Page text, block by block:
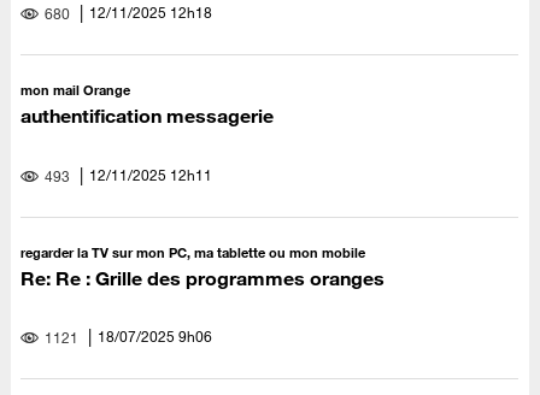
680 ‎12/11/2025 12h18
mon mail Orange
authentification messagerie
493 ‎12/11/2025 12h11
regarder la TV sur mon PC, ma tablette ou mon mobile
Re: Re : Grille des programmes oranges
1121 ‎18/07/2025 9h06